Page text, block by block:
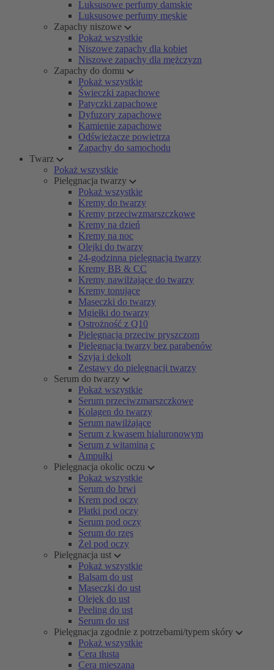
Luksusowe perfumy damskie
Luksusowe perfumy męskie
Zapachy niszowe
Pokaż wszystkie
Niszowe zapachy dla kobiet
Niszowe zapachy dla mężczyzn
Zapachy do domu
Pokaż wszystkie
Świeczki zapachowe
Patyczki zapachowe
Dyfuzory zapachowe
Kamienie zapachowe
Odświeżacze powietrza
Zapachy do samochodu
Twarz
Pokaż wszystkie
Pielęgnacja twarzy
Pokaż wszystkie
Kremy do twarzy
Kremy przeciwzmarszczkowe
Kremy na dzień
Kremy na noc
Olejki do twarzy
24-godzinna pielęgnacja twarzy
Kremy BB & CC
Kremy nawilżające do twarzy
Kremy tonujące
Maseczki do twarzy
Mgiełki do twarzy
Ostrożność z Q10
Pielęgnacja przeciw pryszczom
Pielęgnacja twarzy bez parabenów
Szyja i dekolt
Zestawy do pielęgnacji twarzy
Serum do twarzy
Pokaż wszystkie
Serum przeciwzmarszczkowe
Kolagen do twarzy
Serum nawilżające
Serum z kwasem hialuronowym
Serum z witaminą c
Ampułki
Pielęgnacja okolic oczu
Pokaż wszystkie
Serum do brwi
Krem pod oczy
Płatki pod oczy
Serum pod oczy
Serum do rzęs
Żel pod oczy
Pielęgnacja ust
Pokaż wszystkie
Balsam do ust
Maseczki do ust
Olejek do ust
Peeling do ust
Serum do ust
Pielęgnacja zgodnie z potrzebami/typem skóry
Pokaż wszystkie
Cera tłusta
Cera mieszana